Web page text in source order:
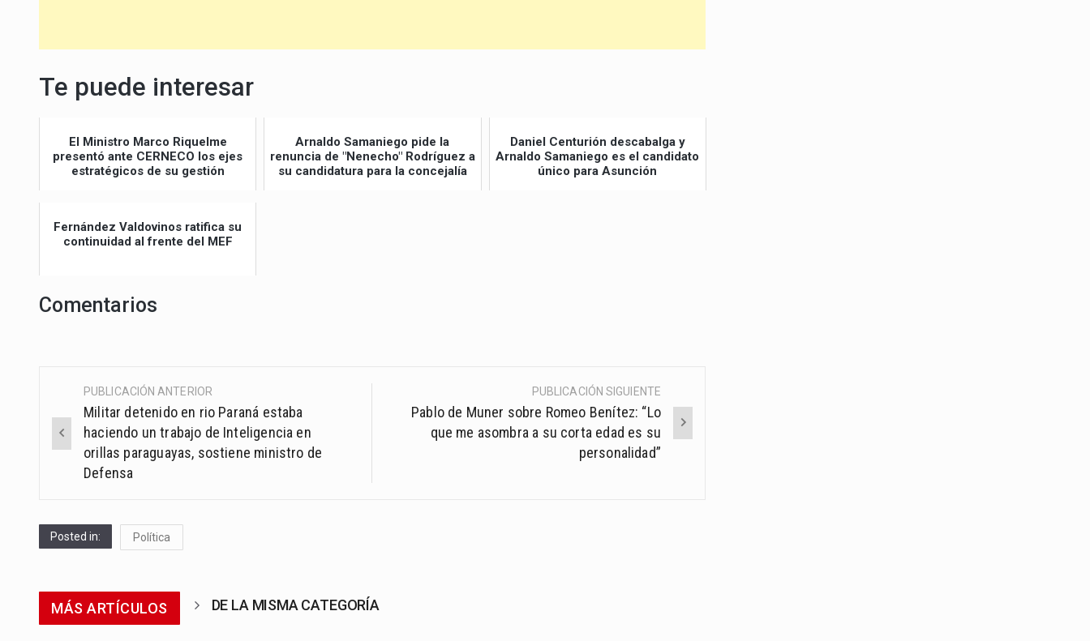
Te puede interesar
El Ministro Marco Riquelme
presentó ante CERNECO los ejes
estratégicos de su gestión
Arnaldo Samaniego pide la
renuncia de "Nenecho" Rodríguez a
su candidatura para la concejalía
Daniel Centurión descabalga y
Arnaldo Samaniego es el candidato
único para Asunción
Fernández Valdovinos ratifica su
continuidad al frente del MEF
Comentarios
Post
navigation
PUBLICACIÓN ANTERIOR
Militar detenido en rio Paraná estaba
haciendo un trabajo de Inteligencia en
orillas paraguayas, sostiene ministro de
Defensa
PUBLICACIÓN SIGUIENTE
Pablo de Muner sobre Romeo Benítez: “Lo
que me asombra a su corta edad es su
personalidad”
Posted in: Política
MÁS ARTÍCULOS DE LA MISMA CATEGORÍA